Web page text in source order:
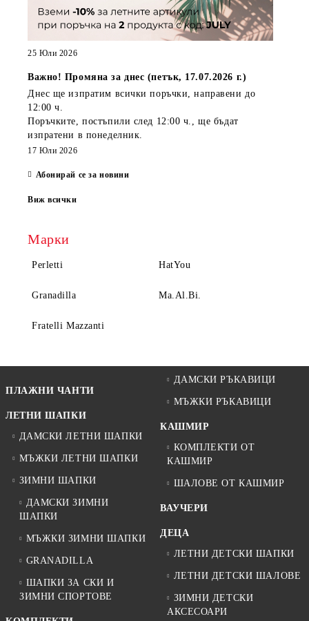
25 Юли 2026
Важно! Промяна за днес (петък, 17.07.2026 г.)
Днес ще изпратим всички поръчки, направенидо
12:00 ч.
Поръчките, постъпили след 12:00 ч. , ще бъдат
изпратени в понеделник.
17 Юли 2026
Абонирай се за новини
Виж всички
Марки
Perletti HatYou
Granadilla Ma.Al.Bi.
Fratelli Mazzanti
ПЛАЖНИ ЧАНТИ
ЛЕТНИ ШАПКИ
ДАМСКИ ЛЕТНИ ШАПКИ
МЪЖКИ ЛЕТНИ ШАПКИ
ЗИМНИ ШАПКИ
ДАМСКИ ЗИМНИ
ШАПКИ
МЪЖКИ ЗИМНИ ШАПКИ
GRANADILLA
ШАПКИ ЗА СКИ И
ЗИМНИ СПОРТОВЕ
ДАМСКИ РЪКАВИЦИ
МЪЖКИ РЪКАВИЦИ
КАШМИР
КОМПЛЕКТИ ОТ
КАШМИР
ШАЛОВЕ ОТ КАШМИР
ВАУЧЕРИ
ДЕЦА
ЛЕТНИ ДЕТСКИ ШАПКИ
ЛЕТНИ ДЕТСКИ ШАЛОВЕ
ЗИМНИ ДЕТСКИ
АКСЕСОАРИ